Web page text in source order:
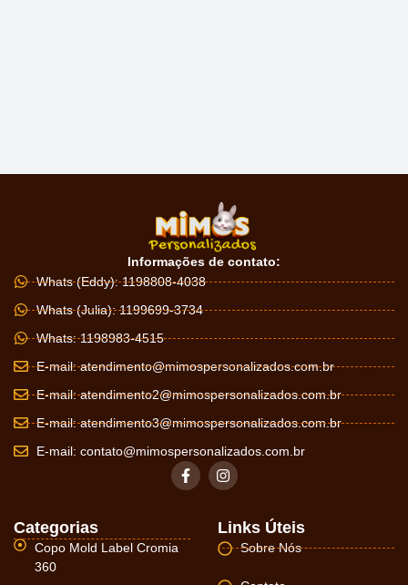
Informações de contato:
Whats (Eddy): 1198808-4038
Whats (Julia): 1199699-3734
Whats: 1198983-4515
E-mail:atendimento@mimospersonalizados.com.br
E-mail:atendimento2@mimospersonalizados.com.br
E-mail:atendimento3@mimospersonalizados.com.br
E-mail: contato@mimospersonalizados.com.br
Categorias
Copo Mold Label Cromia
360
Links Úteis
Sobre Nós